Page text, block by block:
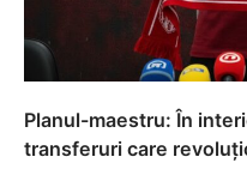
Planul-maestru: În
transferuri care